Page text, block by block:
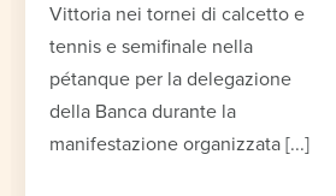
Vittoria nei tornei di calcetto e
tennis e semifinale nella
pétanque per la delegazione
della Banca durante la
manifestazione organizzata [...]